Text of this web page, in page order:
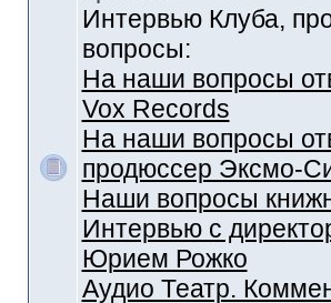
Интервью Клуба,
вопросы:
На наши вопросы
Vox Records
На наши вопросы
продюссер Эксмо-
Наши вопросы
Интервью с
Юрием Рожко
Аудио Театр.